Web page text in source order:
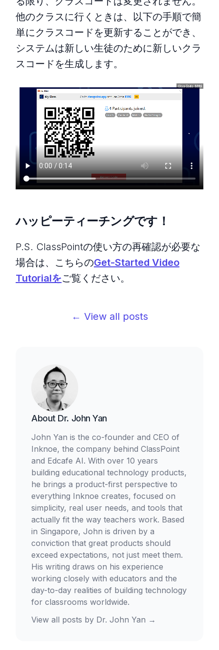
他のクラスに行くときは、以下の手順で簡
単にクラスコードを更新することができ、
システムは新しい生徒のために新しいクラ
スコードを生成します。
ハッピーティーチングです！
P.S. ClassPointの使い方の再確認が必要な
場合は、こちらのGet-Started Video
Tutorialをご覧ください。
← View all posts
About Dr. John Yan
John Yan is the co-founder and CEO of
Inknoe, the company behind ClassPoint
and Edcafe AI. With over 10 years
building educational technology products,
he brings a product-first perspective to
everything Inknoe creates, focused on
simplicity, real user needs, and tools that
actually fit the way teachers work. Based
in Singapore, John is driven by a
conviction that great products should
exceed expectations, not just meet them.
His writing draws on his experience
working closely with educators and the
day-to-day realities of building technology
for classrooms worldwide.
View all posts by Dr. John Yan →